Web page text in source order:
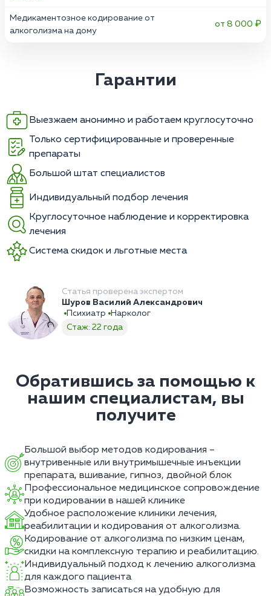
Медикаментозное кодирование от
алкоголизма на дому
от 8 000 ₽
Гарантии
Выезжаем анонимно и работаем круглосуточно
Только сертифицированные и проверенные
препараты
Большой штат специалистов
Индивидуальный подбор лечения
Круглосуточное наблюдение и корректировка
лечения
Система скидок и льготные места
Статья проверена экспертом
Шуров Василий Александрович
Психиатр
Нарколог
Стаж: 22 года
Обратившись за помощью к
нашим специалистам, вы
получите
Большой выбор методов кодирования –
внутривенные или внутримышечные инъекции
препарата, вшивание, гипноз, двойной блок
Профессиональное медицинское сопровождение
при кодировании в нашей клинике
Удобное расположение клиники лечения,
реабилитации и кодирования от алкоголизма.
Кодирование от алкоголизма по низким ценам,
скидки на комплексную терапию и реабилитацию.
Индивидуальный подход к лечению алкоголизма
для каждого пациента
Возможность записаться на удобную для